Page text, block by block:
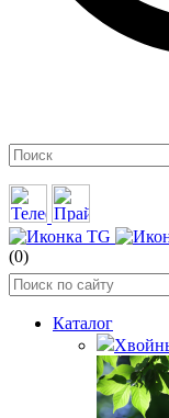
(0)
Каталог